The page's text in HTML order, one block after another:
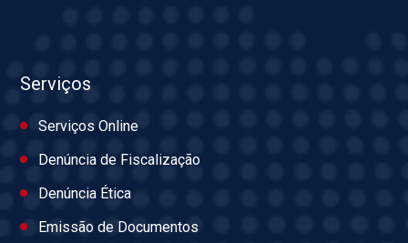
Serviços
Serviços Online
Denúncia de Fiscalização
Denúncia Ética
Emissão de Documentos